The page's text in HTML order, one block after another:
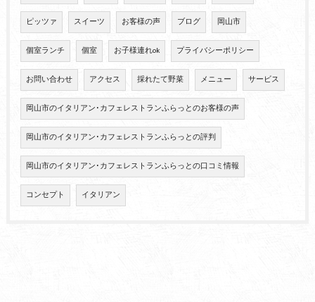
ピッツァ スイーツ お客様の声 ブログ 岡山市
個室ランチ 個室 お子様連れok プライバシーポリシー
お問い合わせ アクセス 採れたて野菜 メニュー サービス
岡山市のイタリアン･カフェレストランふらっとのお客様の声
岡山市のイタリアン･カフェレストランふらっとの評判
岡山市のイタリアン･カフェレストランふらっとの口コミ情報
コンセプト イタリアン